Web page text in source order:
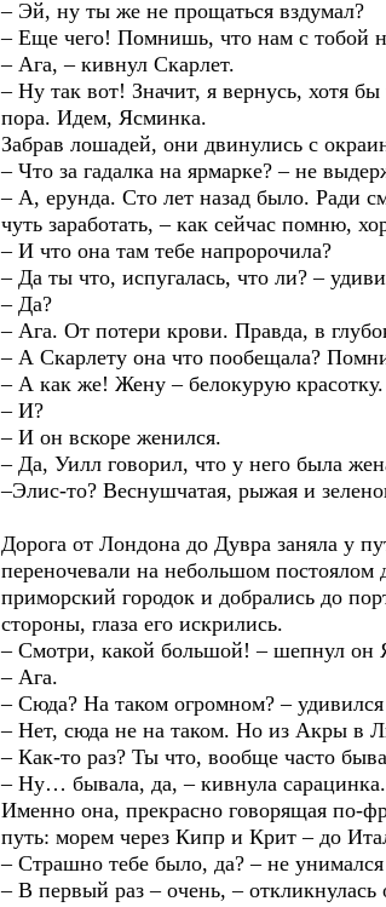
– Эй, ну ты же не прощаться вздумал?
– Еще чего! Помнишь, что нам с тобой
– Ага, – кивнул Скарлет.
– Ну так вот! Значит, я вернусь, хотя
пора. Идем, Ясминка.
Забрав лошадей, они двинулись с
– Что за гадалка на ярмарке? – не
– А, ерунда. Сто лет назад было. Ради
чуть заработать, – как сейчас помню,
– И что она там тебе напророчила?
– Да ты что, испугалась, что ли? –
– Да?
– Ага. От потери крови. Правда, в
– А Скарлету она что пообещала?
– А как же! Жену – белокурую красотку.
– И?
– И он вскоре женился.
– Да, Уилл говорил, что у него была
–Элис-то? Веснушчатая, рыжая и
Дорога от Лондона до Дувра заняла у
переночевали на небольшом
приморский городок и добрались до
стороны, глаза его искрились.
– Смотри, какой большой! – шепнул он
– Ага.
– Сюда? На таком огромном? –
– Нет, сюда не на таком. Но из Акры в
– Как-то раз? Ты что, вообще часто
– Ну… бывала, да, – кивнула сарацинка.
Именно она, прекрасно говорящая по-
путь: морем через Кипр и Крит – до
– Страшно тебе было, да? – не
– В первый раз – очень, –